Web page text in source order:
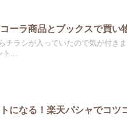
ーラ商品とブックスで買い
チラシが入っていたので気が付き
ト...
になる！楽天パシャでコツ